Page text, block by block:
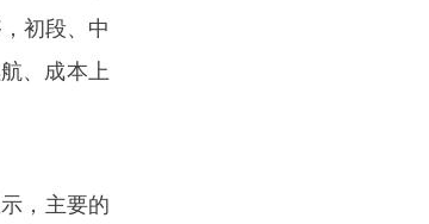
初段、中
、成本上
，主要的